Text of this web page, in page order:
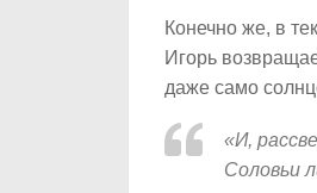
Конечно же, в
Игорь
даже само
«И,
Соловьи